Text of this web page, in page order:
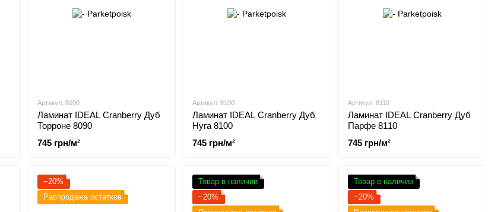
Артикул: 8090
Ламинат IDEAL Cranberry Дуб
Торроне 8090
745 грн/м²
Артикул: 8100
Ламинат IDEAL Cranberry Дуб
Нуга 8100
745 грн/м²
Артикул: 8110
Ламинат IDEAL Cranberry Дуб
Парфе 8110
745 грн/м²
−20%
Распродажа остатков
Товар в наличии
−20%
Товар в наличии
−20%